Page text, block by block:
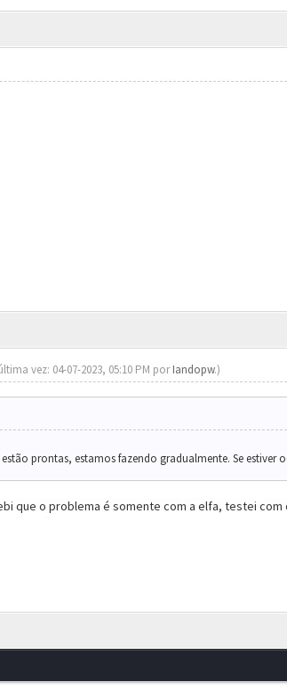
vez: 04-07-2023, 05:10 PM porIandopw.)
prontas, estamos fazendo gradualmente. Se estiver
que o problema é somente com a elfa, testei com